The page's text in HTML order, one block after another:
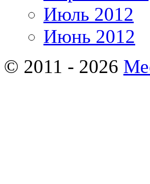
Июль 2012
Июнь 2012
© 2011 - 2026